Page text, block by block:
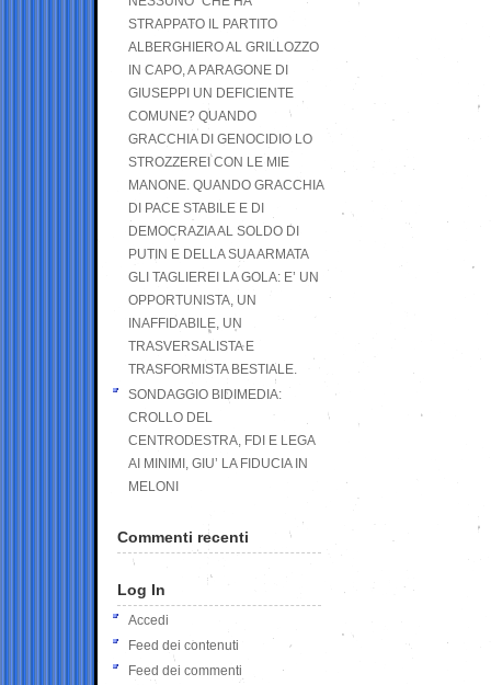
STRAPPATO IL PARTITO
ALBERGHIERO AL GRILLOZZO
IN CAPO, A PARAGONE DI
GIUSEPPI UN DEFICIENTE
COMUNE? QUANDO
GRACCHIA DI GENOCIDIO LO
STROZZEREI CON LE MIE
MANONE. QUANDO GRACCHIA
DI PACE STABILE E DI
DEMOCRAZIA AL SOLDO DI
PUTIN E DELLA SUA ARMATA
GLI TAGLIEREI LA GOLA: E’ UN
OPPORTUNISTA, UN
INAFFIDABILE, UN
TRASVERSALISTA E
TRASFORMISTA BESTIALE.
SONDAGGIO BIDIMEDIA:
CROLLO DEL
CENTRODESTRA, FDI E LEGA
AI MINIMI, GIU’ LA FIDUCIA IN
MELONI
Commenti recenti
Log In
Accedi
Feed dei contenuti
Feed dei commenti